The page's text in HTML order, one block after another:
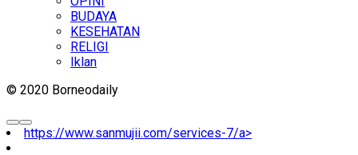
BUDAYA
KESEHATAN
RELIGI
Iklan
© 2020 Borneodaily
https://www.sanmujii.com/services-7/a>